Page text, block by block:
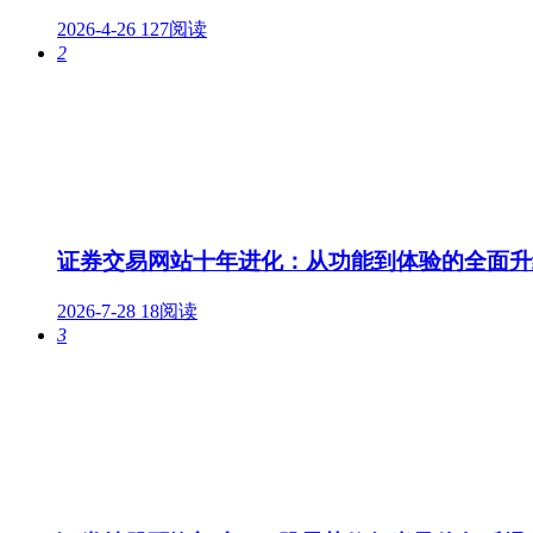
2026-4-26 127阅读
2
证券交易网站十年进化：从功能到体验的全面
2026-7-28 18阅读
3